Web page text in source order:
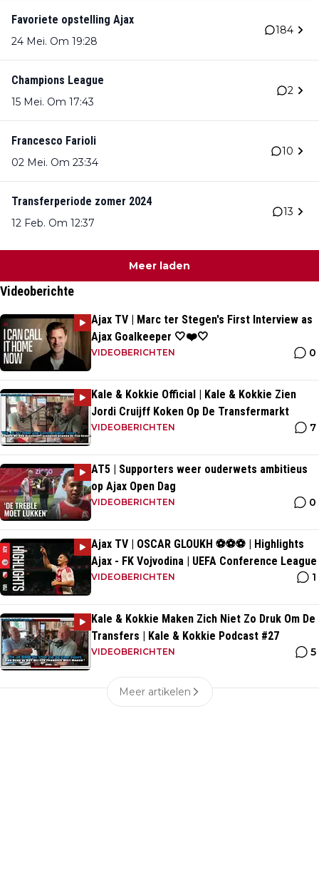
Favoriete opstelling Ajax
24 Mei. Om 19:28
184
Champions League
15 Mei. Om 17:43
2
Francesco Farioli
02 Mei. Om 23:34
10
Transferperiode zomer 2024
12 Feb. Om 12:37
13
Meer laden
Videoberichte
Ajax TV | Marc ter Stegen's First Interview as
Ajax Goalkeeper 🤍❤️🤍
VIDEOBERICHTEN 0
Kale & Kokkie Official | Kale & Kokkie Zien
Jordi Cruijff Koken Op De Transfermarkt
VIDEOBERICHTEN 7
AT5 | Supporters weer ouderwets ambitieus
op Ajax Open Dag
VIDEOBERICHTEN 0
Ajax TV | OSCAR GLOUKH ⚽️⚽️⚽️ | Highlights
Ajax - FK Vojvodina | UEFA Conference League
VIDEOBERICHTEN 1
Kale & Kokkie Maken Zich Niet Zo Druk Om De
Transfers | Kale & Kokkie Podcast #27
VIDEOBERICHTEN 5
Meer artikelen